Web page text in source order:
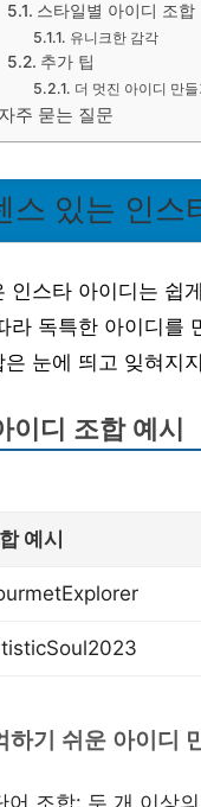
스타일별 아이디 조합
유니크한 감각
추가 팁
더 멋진 아이디 만들
자주 묻는 질문
스 있는 인스
인스타 아이디는 쉽
라 독특한 아이디를
은 눈에 띄고 잊혀지
이디 조합 예시
예시
하기 쉬운 아이디
어 조합: 두 개 이상